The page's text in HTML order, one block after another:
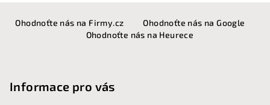
Ohodnoťte nás na Firmy.cz
Ohodnoťte nás na Google
Ohodnoťte nás na Heurece
Informace pro vás